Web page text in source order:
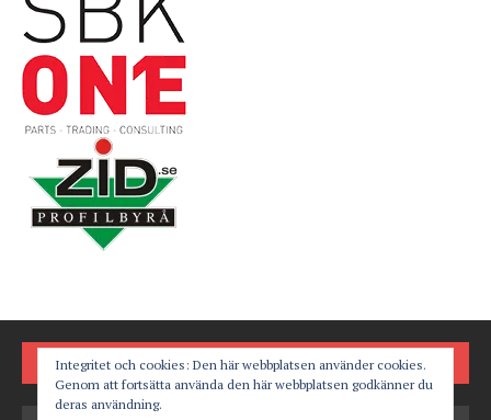
FÖLJ OSS PÅ
Integritet och cookies: Den här webbplatsen använder cookies.
Genom att fortsätta använda den här webbplatsen godkänner du
deras användning.